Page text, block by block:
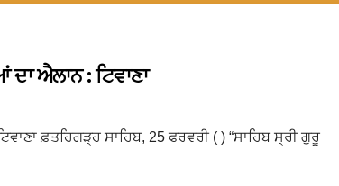
ਐਲਾਨ : ਟਿਵਾਣਾ
ਫ਼ਤਹਿਗੜ੍ਹ ਸਾਹਿਬ, 25 ਫਰਵਰੀ ( ) “ਸਾਹਿਬ ਸ੍ਰੀ ਗੁਰੂ